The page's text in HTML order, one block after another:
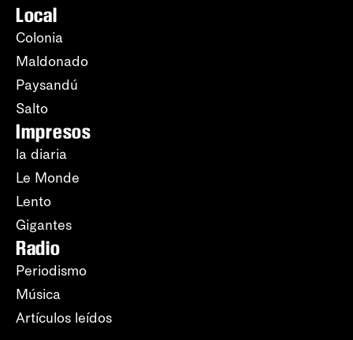
Local
Colonia
Maldonado
Paysandú
Salto
Impresos
la diaria
Le Monde
Lento
Gigantes
Radio
Periodismo
Música
Artículos leídos